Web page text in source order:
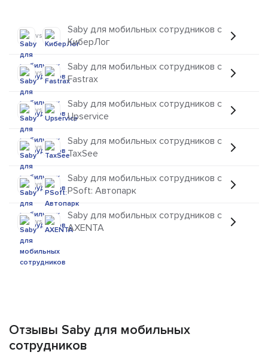
vs
Saby для мобильных сотрудников с
КиберЛог
vs
Saby для мобильных сотрудников с
Fastrax
vs
Saby для мобильных сотрудников с
Upservice
vs
Saby для мобильных сотрудников с
TaxSee
vs
Saby для мобильных сотрудников с
PSoft: Автопарк
vs
Saby для мобильных сотрудников с
AXENTA
Отзывы Saby для мобильных
сотрудников